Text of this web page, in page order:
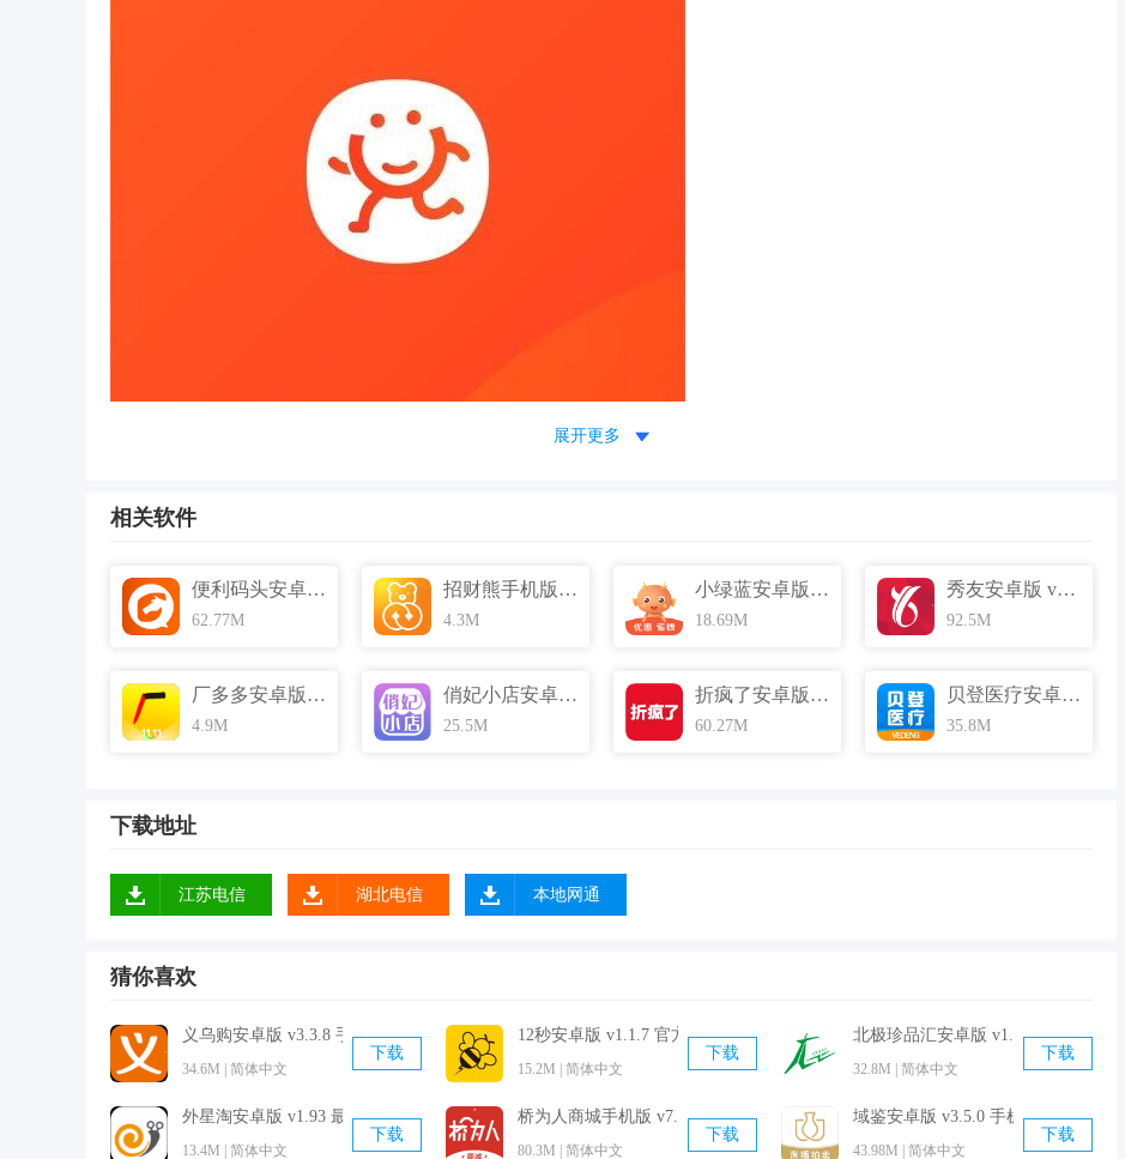
1、在此可以随时预订好酒店房间，可以线上挑选喜欢的房间；
3、就去兑通过线上线下相结合，更适用于新店宣传、品牌宣传、品牌促销。
4、我们线下以方圆2公里为中心，提供实时门店促销信息及兑换活动，让商户能快速引流，让用户能得到实惠。
5、O2O购物商城，定位你的城市就能选购线下实体店的商品；
6、线上预订服务，在此可以提前预订酒店、KTV、电影票；
展开更多
相关软件
便利码头安卓版 v1.8.1 官方免费版
62.77M
招财熊手机版 v2.2.1 官方最新版
4.3M
小绿蓝安卓版 v1.3.7 官方最新版
18.69M
秀友安卓版 v2.5.1 官方最新版
92.5M
厂多多安卓版 v6.0.0 手机免费版
4.9M
俏妃小店安卓版 v1.6.1 最新免费版
25.5M
折疯了安卓版 v4.0.8 最新免费版
60.27M
贝登医疗安卓版 v1.5.2 手机免费版
35.8M
下载地址
江苏电信 湖北电信 本地网通
猜你喜欢
义乌购安卓版 v3.3.8 手机免费版
34.6M | 简体中文
下载
12秒安卓版 v1.1.7 官方免费版
15.2M | 简体中文
下载
北极珍品汇安卓版 v1.4.6 官方最新版
32.8M | 简体中文
下载
外星淘安卓版 v1.93 最新免费版
13.4M | 简体中文
下载
桥为人商城手机版 v7.3.1 官方最新版
80.3M | 简体中文
下载
域鉴安卓版 v3.5.0 手机免费版
43.98M | 简体中文
下载